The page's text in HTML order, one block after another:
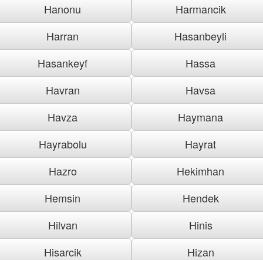
Hanonu
Harmancik
Harran
Hasanbeyli
Hasankeyf
Hassa
Havran
Havsa
Havza
Haymana
Hayrabolu
Hayrat
Hazro
Hekimhan
Hemsin
Hendek
Hilvan
Hinis
Hisarcik
Hizan